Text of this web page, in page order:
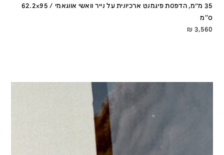
35 מ״מ, הדפסת פיגמנט ארכיונית על נייר וואשי אווגאמי / 62.2x95
ס''מ
3,560
₪